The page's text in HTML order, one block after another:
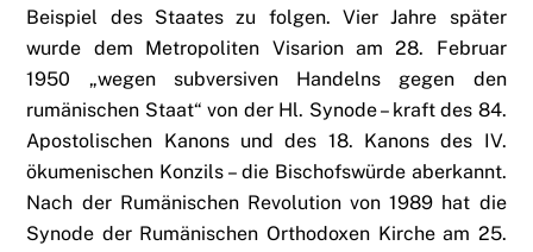
Beispiel des Staates zu folgen. Vier Jahre später
wurde dem Metropoliten Visarion am 28. Februar
1950 „wegen subversiven Handelns gegen den
rumänischen Staat“ von der Hl. Synode – kraft des 84.
Apostolischen Kanons und des 18. Kanons des IV.
ökumenischen Konzils – die Bischofswürde aberkannt.
Nach der Rumänischen Revolution von 1989 hat die
Synode der Rumänischen Orthodoxen Kirche am 25.